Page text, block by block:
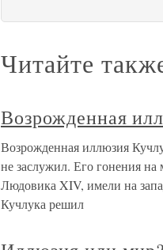
Читайте
Возрожденная
Возрожденная иллюзия
не заслужил. Его гонения
Людовика XIV, имели на
Кучлука решил